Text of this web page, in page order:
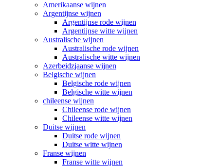
Amerikaanse wijnen
Argentijnse wijnen
Argentijnse rode wijnen
Argentijnse witte wijnen
Australische wijnen
Australische rode wijnen
Australische witte wijnen
Azerbeidzjaanse wijnen
Belgische wijnen
Belgische rode wijnen
Belgische witte wijnen
chileense wijnen
Chileense rode wijnen
Chileense witte wijnen
Duitse wijnen
Duitse rode wijnen
Duitse witte wijnen
Franse wijnen
Franse witte wijnen